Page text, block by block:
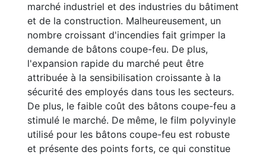
marché industriel et des industries du bâtiment
et de la construction. Malheureusement, un
nombre croissant d'incendies fait grimper la
demande de bâtons coupe-feu. De plus,
l'expansion rapide du marché peut être
attribuée à la sensibilisation croissante à la
sécurité des employés dans tous les secteurs.
De plus, le faible coût des bâtons coupe-feu a
stimulé le marché. De même, le film polyvinyle
utilisé pour les bâtons coupe-feu est robuste
et présente des points forts, ce qui constitue